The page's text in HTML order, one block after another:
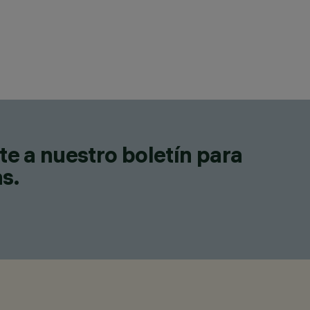
a nuestro boletín para